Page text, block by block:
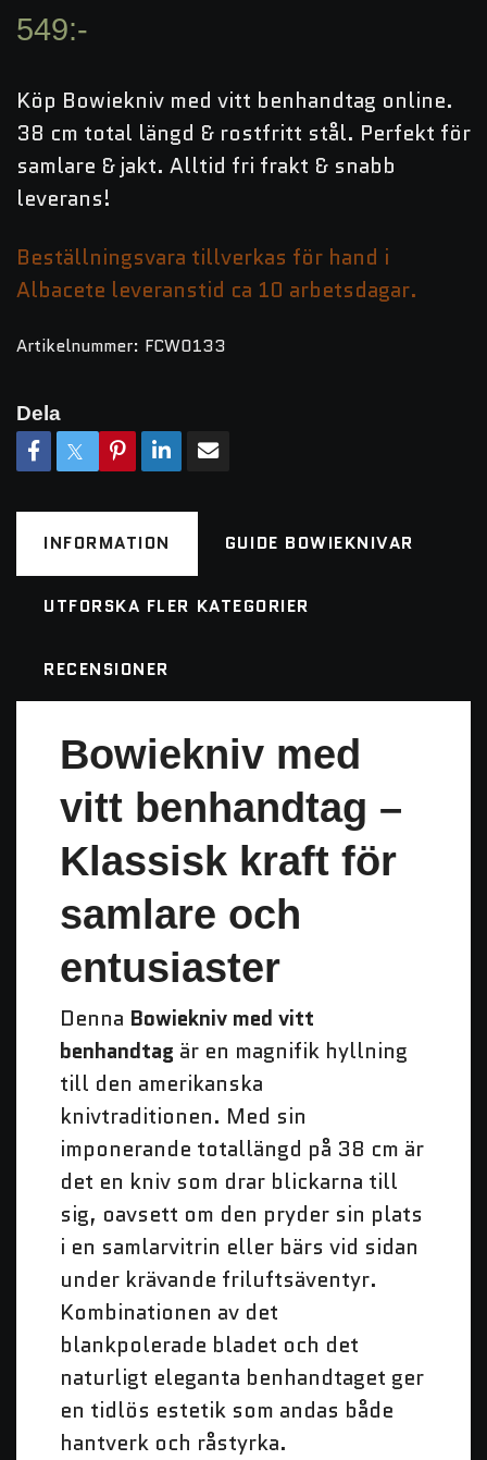
549:-
Köp Bowiekniv med vitt benhandtag online.
38 cm total längd & rostfritt stål. Perfekt för
samlare & jakt. Alltid fri frakt & snabb
leverans!
Beställningsvara tillverkas för hand i
Albacete leveranstid ca 10 arbetsdagar.
Artikelnummer: FCW0133
Dela
INFORMATION GUIDE BOWIEKNIVAR
UTFORSKA FLER KATEGORIER
RECENSIONER
Bowiekniv med
vitt benhandtag –
Klassisk kraft för
samlare och
entusiaster
Denna Bowiekniv med vitt
benhandtag är en magnifik hyllning
till den amerikanska
knivtraditionen. Med sin
imponerande totallängd på 38 cm är
det en kniv som drar blickarna till
sig, oavsett om den pryder sin plats
i en samlarvitrin eller bärs vid sidan
under krävande friluftsäventyr.
Kombinationen av det
blankpolerade bladet och det
naturligt eleganta benhandtaget ger
en tidlös estetik som andas både
hantverk och råstyrka.